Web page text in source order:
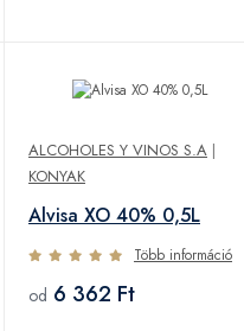
ALCOHOLES Y VINOS S.A |
KONYAK
Alvisa XO 40% 0,5L
Több információ
od 6 362 Ft